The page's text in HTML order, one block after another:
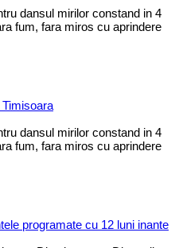
dansul mirilor constand in 4
fum, fara miros cu aprindere
dansul mirilor constand in 4
fum, fara miros cu aprindere
programate cu 12 luni inante